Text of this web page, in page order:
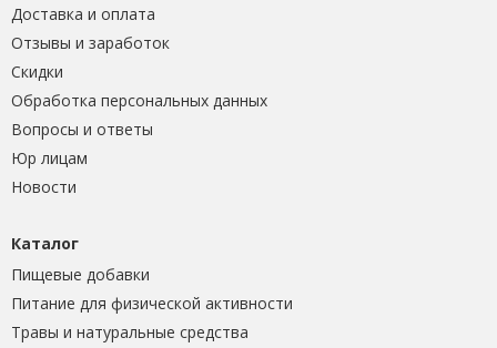
Доставка и оплата
Отзывы и заработок
Скидки
Обработка персональных данных
Вопросы и ответы
Юр лицам
Новости
Каталог
Пищевые добавки
Питание для физической активности
Травы и натуральные средства